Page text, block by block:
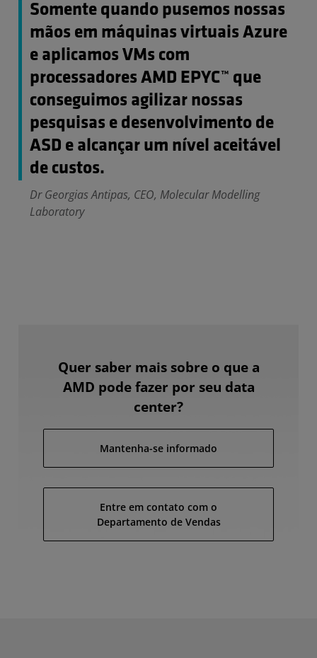
Somente quando pusemos nossas
mãos em máquinas virtuais Azure
e aplicamos VMs com
processadores AMD EPYC™ que
conseguimos agilizar nossas
pesquisas e desenvolvimento de
ASD e alcançar um nível aceitável
de custos.
Dr Georgias Antipas, CEO, Molecular Modelling
Laboratory
Quer saber mais sobre o que a
AMD pode fazer por seu data
center?
Mantenha-se informado
Entre em contato com o
Departamento de Vendas